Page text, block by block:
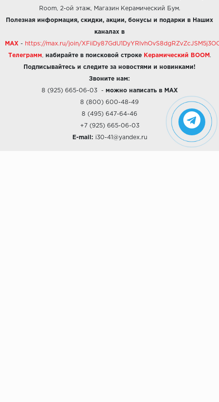
Room, 2-ой этаж, Магазин Керамический Бум.
Полезная информация, скидки, акции, бонусы и подарки в Наших
каналах в
MAX - https://max.ru/join/
Телеграмм набирайте в поисковой строке Керамический BOOM .
Подписывайтесь и следите за новостями и новинками!
Звоните нам:
8 (925) 665-06-03- можно написать в MAX
8 (800) 600-48-49
8 (495) 647-64-46
+7 (925) 665-06-03
E-mail: i30-41@yandex.ru